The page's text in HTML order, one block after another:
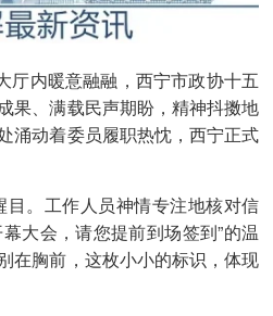
厅内暖意融融，西宁市政协十五
果、满载民声期盼，精神抖擞地
涌动着委员履职热忱，西宁正式
。工作人员神情专注地核对信
大会，请您提前到场签到”的温
在胸前，这枚小小的标识，体现